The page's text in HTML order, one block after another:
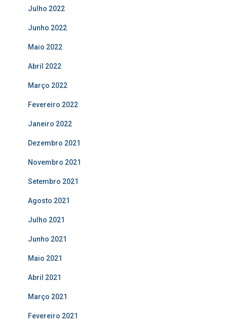
Julho 2022
Junho 2022
Maio 2022
Abril 2022
Março 2022
Fevereiro 2022
Janeiro 2022
Dezembro 2021
Novembro 2021
Setembro 2021
Agosto 2021
Julho 2021
Junho 2021
Maio 2021
Abril 2021
Março 2021
Fevereiro 2021